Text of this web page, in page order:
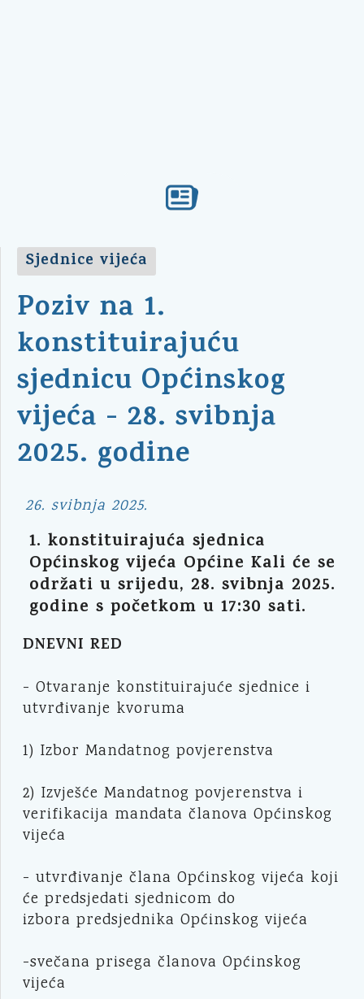
Sjednice vijeća
Poziv na 1.
konstituirajuću
sjednicu Općinskog
vijeća - 28. svibnja
2025. godine
26. svibnja 2025.
1. konstituirajuća sjednica
Općinskog vijeća Općine Kali će se
održati u srijedu, 28. svibnja 2025.
godine s početkom u 17:30 sati.
DNEVNI RED
- Otvaranje konstituirajuće sjednice i
utvrđivanje kvoruma
1) Izbor Mandatnog povjerenstva
2) Izvješće Mandatnog povjerenstva i
verifikacija mandata članova Općinskog
vijeća
- utvrđivanje člana Općinskog vijeća koji
će predsjedati sjednicom do
izbora predsjednika Općinskog vijeća
-svečana prisega članova Općinskog
vijeća